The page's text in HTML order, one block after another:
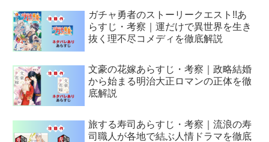
ガチャ勇者のストーリークエスト!!あ
らすじ・考察｜運だけで異世界を生き
抜く理不尽コメディを徹底解説
文豪の花嫁あらすじ・考察｜政略結婚
から始まる明治大正ロマンの正体を徹
底解説
旅する寿司あらすじ・考察｜流浪の寿
司職人が各地で結ぶ人情ドラマを徹底